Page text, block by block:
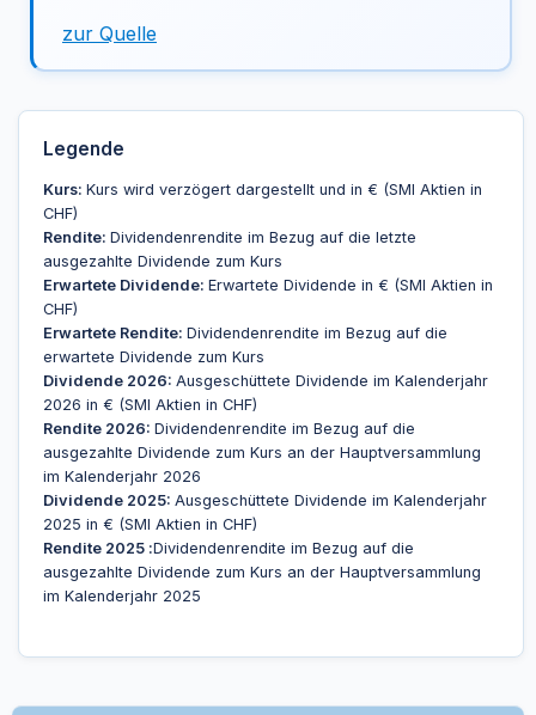
zur Quelle
Legende
Kurs: Kurs wird verzögert dargestellt und in € (SMI Aktien in
CHF)
Rendite: Dividendenrendite im Bezug auf die letzte
ausgezahlte Dividende zum Kurs
Erwartete Dividende: Erwartete Dividende in € (SMI Aktien in
CHF)
Erwartete Rendite: Dividendenrendite im Bezug auf die
erwartete Dividende zum Kurs
Dividende 2026: Ausgeschüttete Dividende im Kalenderjahr
2026 in € (SMI Aktien in CHF)
Rendite 2026: Dividendenrendite im Bezug auf die
ausgezahlte Dividende zum Kurs an der Hauptversammlung
im Kalenderjahr 2026
Dividende 2025: Ausgeschüttete Dividende im Kalenderjahr
2025 in € (SMI Aktien in CHF)
Rendite 2025 :Dividendenrendite im Bezug auf die
ausgezahlte Dividende zum Kurs an der Hauptversammlung
im Kalenderjahr 2025